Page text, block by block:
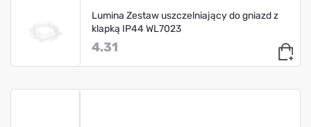
Lumina Zestaw uszczelniający do gniazd z
klapką IP44 WL7023
4.31